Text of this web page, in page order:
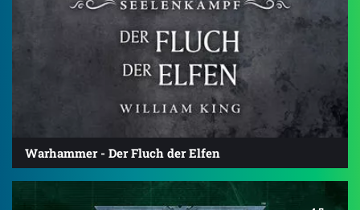
Warhammer - Der Fluch der Elfen